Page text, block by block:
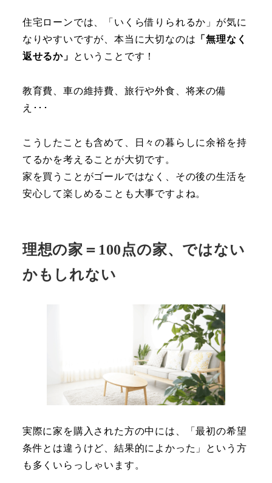
住宅ローンでは、「いくら借りられるか」が気に
なりやすいですが、本当に大切なのは 「無理なく
返せるか」
ということです！
教育費、車の維持費、旅行や外食、将来の備
え･･･
こうしたことも含めて、日々の暮らしに余裕を持
てるかを考えることが大切です。
家を買うことがゴールではなく、その後の生活を
安心して楽しめることも大事ですよね。
理想の家＝100点の家、ではない
かもしれない
実際に家を購入された方の中には、「最初の希望
条件とは違うけど、結果的によかった」という方
も多くいらっしゃいます。